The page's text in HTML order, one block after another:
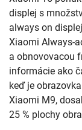
displej s
always on
Xiaomi Always-
a obnovovacou
informácie ako
keď je
Xiaomi M9,
25 % plochy